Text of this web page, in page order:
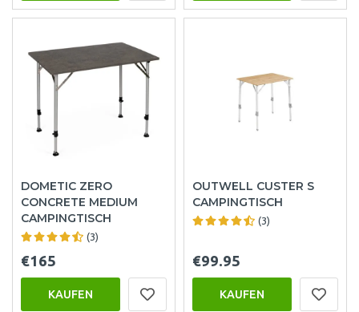
DOMETIC ZERO
CONCRETE MEDIUM
CAMPINGTISCH
(3)
€165
KAUFEN
OUTWELL CUSTER S
CAMPINGTISCH
(3)
€99.95
KAUFEN